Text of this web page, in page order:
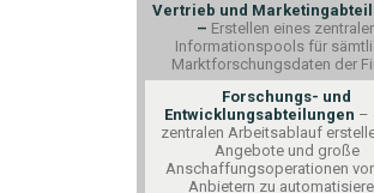
Vertrieb und
– Erstellen eines
Informationspools für
Marktforschungsdaten der
Forschungs- und
Entwicklungsabteilungen –
zentralen Arbeitsablauf
Angebote und große
Anschaffungsoperationen
Anbietern zu